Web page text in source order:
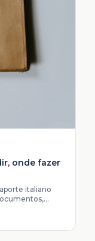
onde fazer
italiano